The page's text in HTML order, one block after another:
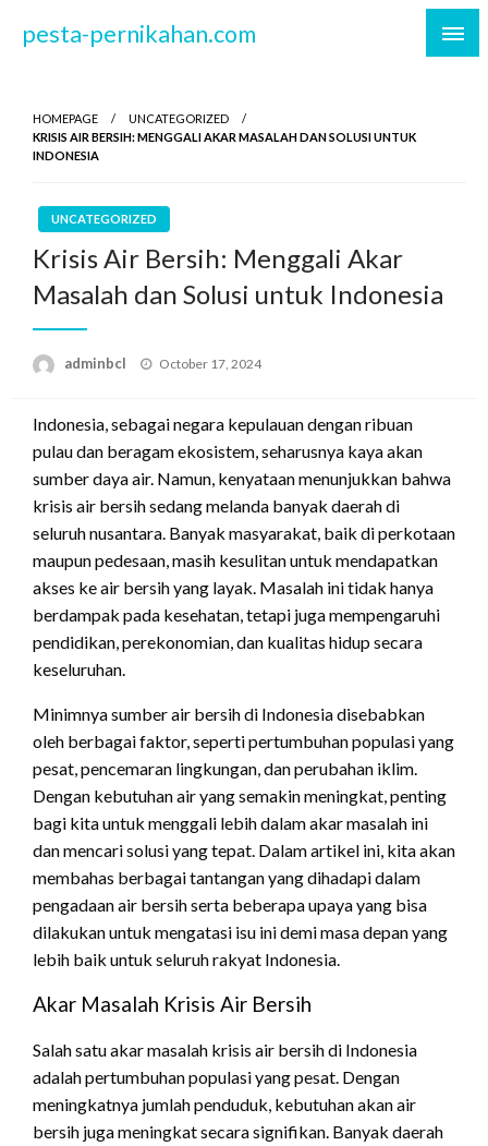
pesta-pernikahan.com
HOMEPAGE
UNCATEGORIZED
KRISIS AIR BERSIH: MENGGALI AKAR MASALAH DAN SOLUSI UNTUK
INDONESIA
UNCATEGORIZED
Krisis Air Bersih: Menggali Akar
Masalah dan Solusi untuk Indonesia
adminbcl
Posted
October 17, 2024
Indonesia, sebagai negara kepulauan dengan ribuan
pulau dan beragam ekosistem, seharusnya kaya akan
sumber daya air. Namun, kenyataan menunjukkan bahwa
krisis air bersih sedang melanda banyak daerah di
seluruh nusantara. Banyak masyarakat, baik di perkotaan
maupun pedesaan, masih kesulitan untuk mendapatkan
akses ke air bersih yang layak. Masalah ini tidak hanya
berdampak pada kesehatan, tetapi juga mempengaruhi
pendidikan, perekonomian, dan kualitas hidup secara
keseluruhan.
Minimnya sumber air bersih di Indonesia disebabkan
oleh berbagai faktor, seperti pertumbuhan populasi yang
pesat, pencemaran lingkungan, dan perubahan iklim.
Dengan kebutuhan air yang semakin meningkat, penting
bagi kita untuk menggali lebih dalam akar masalah ini
dan mencari solusi yang tepat. Dalam artikel ini, kita akan
membahas berbagai tantangan yang dihadapi dalam
pengadaan air bersih serta beberapa upaya yang bisa
dilakukan untuk mengatasi isu ini demi masa depan yang
lebih baik untuk seluruh rakyat Indonesia.
Akar Masalah Krisis Air Bersih
Salah satu akar masalah krisis air bersih di Indonesia
adalah pertumbuhan populasi yang pesat. Dengan
meningkatnya jumlah penduduk, kebutuhan akan air
bersih juga meningkat secara signifikan. Banyak daerah